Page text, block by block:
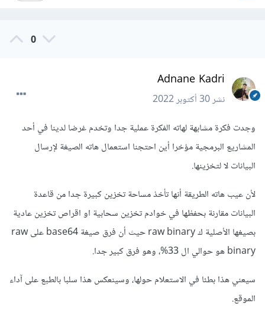
0
Adnane Kadri
نشر30 أكتوبر 2022
وجدت فكرة مشابهة لهاته الفكرة عملية جدا وتخدم غرضا لدينا في أحد
المشاريع البرمجية مؤخرا أين احتجنا استعمال هاته الصيغة لإرسال
البيانات لا لتخزينها.
لأن عيب هاته الطريقة أنها تأخذ مساحة تخزين كبيرة جدا من قاعدة
البيانات مقارنة بحفظها في خوادم تخزين سحابية او اقراص تخزين عادية
بصيغها الأصلية ك raw binary حيث أن فرق صيغة base64 على raw
binary هو حوالي ال 33%، وهو فرق كبير جدا.
سيعني هذا بطئا في الاستعلام حولها، وسينعكس هذا سلبا بالطبع على آداء
الموقع.